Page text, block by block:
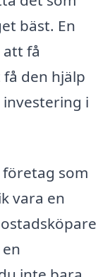
bäst. En
att få
den hjälp
i
som
vara en